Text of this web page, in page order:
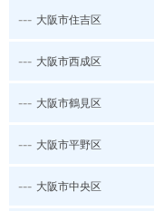
--- 大阪市住吉区
--- 大阪市西成区
--- 大阪市鶴見区
--- 大阪市平野区
--- 大阪市中央区